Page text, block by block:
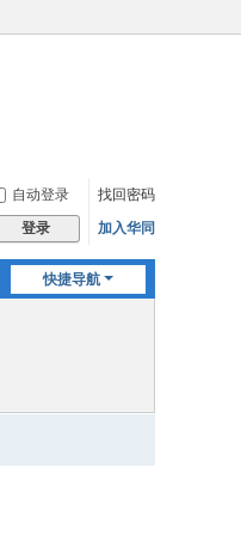
自动登录
找回密码
登录 加入华同
快捷导航